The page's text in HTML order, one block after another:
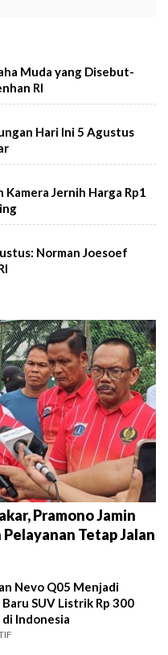
Muda yang Disebut-
RI
Hari Ini 5 Agustus
Kamera Jernih Harga Rp1
Norman Joesoef
Pramono Jamin
Tetap Jalan
Nevo Q05 Menjadi
SUV Listrik Rp 300
di Indonesia